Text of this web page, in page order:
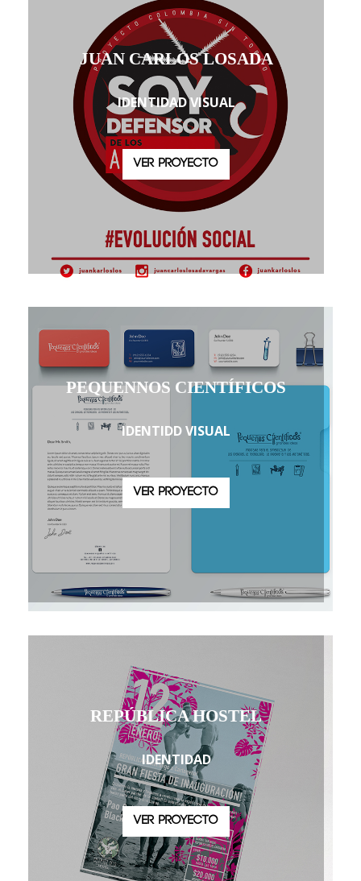
JUAN CARLOS LOSADA
IDENTIDAD VISUAL
VER PROYECTO
PEQUENNOS CIENTÍFICOS
IDENTIDD VISUAL
VER PROYECTO
REPÚBLICA HOSTEL
IDENTIDAD
VER PROYECTO